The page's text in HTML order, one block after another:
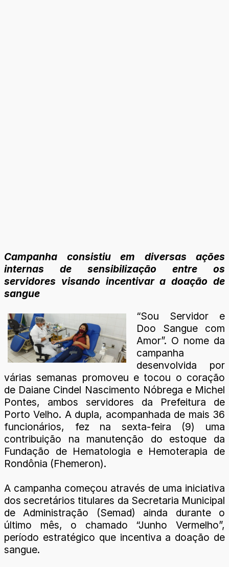
Campanha consistiu em diversas ações
internas de sensibilização entre os
servidores visando incentivar a doação de
sangue
“Sou Servidor e
Doo Sangue com
Amor”. O nome da
campanha
desenvolvida por
várias semanas promoveu e tocou o coração
de Daiane Cindel Nascimento Nóbrega e Michel
Pontes, ambos servidores da Prefeitura de
Porto Velho. A dupla, acompanhada de mais 36
funcionários, fez na sexta-feira (9) uma
contribuição na manutenção do estoque da
Fundação de Hematologia e Hemoterapia de
Rondônia (Fhemeron).
A campanha começou através de uma iniciativa
dos secretários titulares da Secretaria Municipal
de Administração (Semad) ainda durante o
último mês, o chamado “Junho Vermelho”,
período estratégico que incentiva a doação de
sangue.